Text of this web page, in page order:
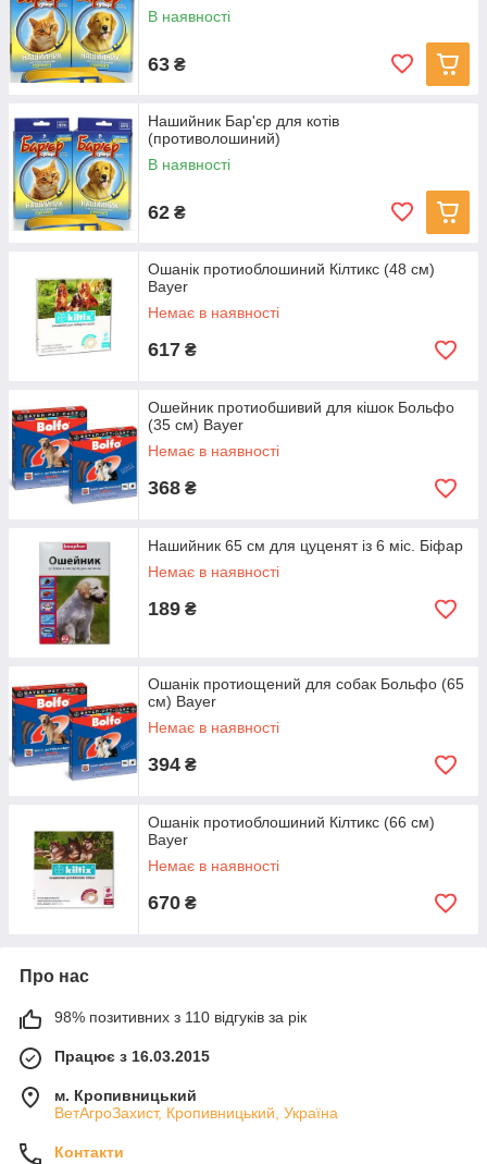
В наявності
63 ₴
Нашийник Бар'єр для котів
(противолошиний)
В наявності
62 ₴
Ошанік протиоблошиний Кілтикс (48 см)
Bayer
Немає в наявності
617 ₴
Ошейник протиобшивий для кішок Больфо
(35 см) Bayer
Немає в наявності
368 ₴
Нашийник 65 см для цуценят із 6 міс. Біфар
Немає в наявності
189 ₴
Ошанік протиощений для собак Больфо (65
см) Bayer
Немає в наявності
394 ₴
Ошанік протиоблошиний Кілтикс (66 см)
Bayer
Немає в наявності
670 ₴
Про нас
98% позитивних з 110 відгуків за рік
Працює з 16.03.2015
м. Кропивницький
ВетАгроЗахист, Кропивницький, Україна
Контакти